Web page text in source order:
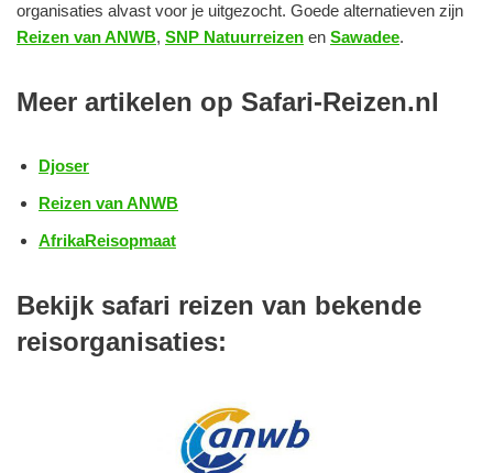
organisaties alvast voor je uitgezocht. Goede alternatieven zijn
Reizen van ANWB, SNP Natuurreizen en Sawadee.
Meer artikelen op Safari-Reizen.nl
Djoser
Reizen van ANWB
AfrikaReisopmaat
Bekijk safari reizen van bekende
reisorganisaties: